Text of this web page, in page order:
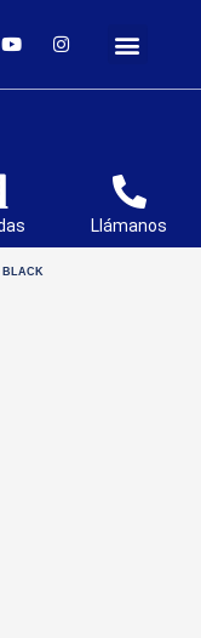
Llámanos
BLACK